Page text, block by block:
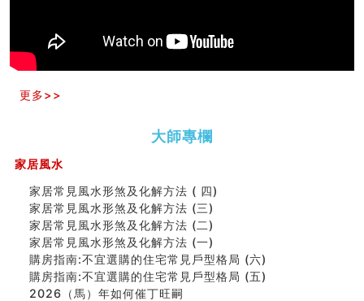
同年同月同日同时同地生命运为何却完全不同？
商舖大門的風水原則 (上)
家居常見風水形煞及化解方法 (三)
六爻測住宅風水 (五)
一篇文章解答八字命理所有困惑
汽车风水
姓名字义玄机藏凶吉
玄空本义(十)
六爻占卜预测考试结果
四墓库真诠
套房風水怎麼看？ 租屋風水禁忌有哪些？搬家禁忌要注
更多>>
大師專欄
家居風水
家居常見風水形煞及化解方法 ( 四)
家居常見風水形煞及化解方法 (三)
家居常見風水形煞及化解方法 (二)
家居常見風水形煞及化解方法 (一)
購房指南:不宜選購的住宅常見戶型格局 (六)
購房指南:不宜選購的住宅常見戶型格局 (五)
2026（馬）年如何催丁旺嗣